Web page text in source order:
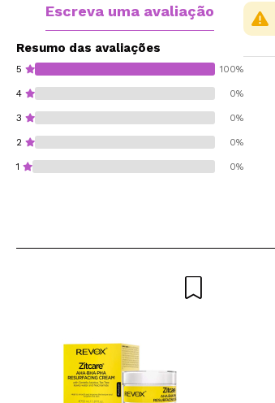
Escreva uma avaliação
Resumo das avaliações
5 100%
4 0%
3 0%
2 0%
1 0%